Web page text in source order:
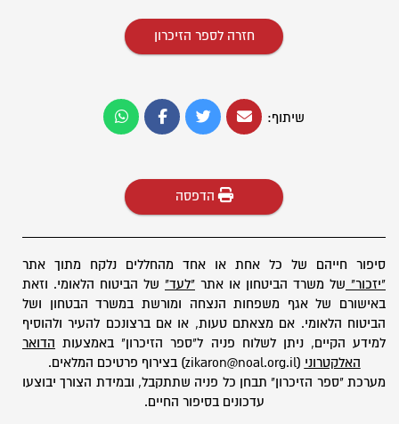
חזרה לספר הזיכרון
שיתוף:
הדפסה
סיפור חייהם של כל אחת או אחד מהחללים נלקח מתוך אתר
"יזכור" של משרד הביטחון או אתר "לעד" של הביטוח הלאומי. וזאת
באישורם של אגף משפחות הנצחה ומורשת במשרד הבטחון ושל
הביטוח הלאומי. אם מצאתם טעות, או אם ברצונכם להעיר ולהוסיף
למידע הקיים, ניתן לשלוח פניה ל"ספר הזיכרון" באמצעות הדואר
האלקטרוני (zikaron@noal.org.il) בצירוף פרטיכם המלאים.
מערכת "ספר הזיכרון" תבחן כל פניה שתתקבל, ובמידת הצורך יבוצעו
עדכונים בסיפור החיים.